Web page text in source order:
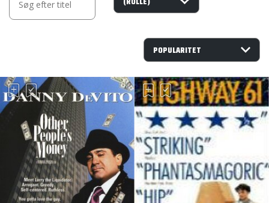
Om
Scope
2020